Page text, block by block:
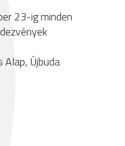
23-ig minden
Alap, Újbuda